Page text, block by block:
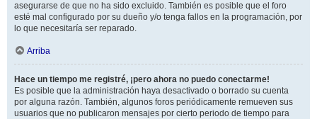
asegurarse de que no ha sido excluido. También es posible que el foro
esté mal configurado por su dueño y/o tenga fallos en la programación, por
lo que necesitaría ser reparado.
Arriba
Hace un tiempo me registré, ¡pero ahora no puedo conectarme!
Es posible que la administración haya desactivado o borrado su cuenta
por alguna razón. También, algunos foros periódicamente remueven sus
usuarios que no publicaron mensajes por cierto periodo de tiempo para